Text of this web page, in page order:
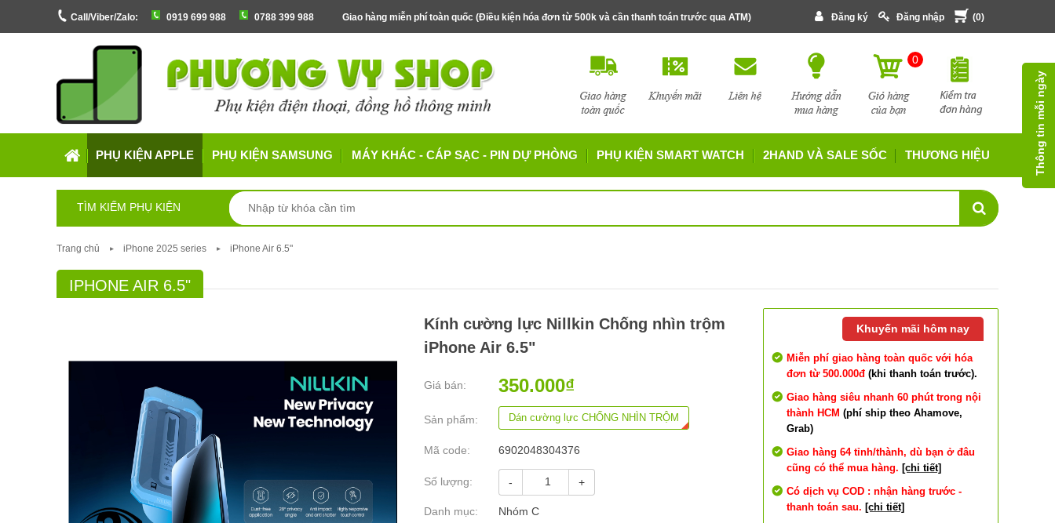
Call/Viber/Zalo: 0919 699 988 0788 399 988 Giao hàng miễn phí toàn quốc (Điều kiện hóa đơn từ 500k và cần thanh toán trước qua ATM) Đăng ký Đăng nhập (0)
0
PHỤ KIỆN APPLE PHỤ KIỆN SAMSUNG MÁY KHÁC - CÁP SẠC - PIN DỰ PHÒNG PHỤ KIỆN SMART WATCH 2HAND VÀ SALE SỐC THƯƠNG HIỆU
TÌM KIẾM PHỤ KIỆN
Trang chủ iPhone 2025 series iPhone Air 6.5"
IPHONE AIR 6.5"
Kính cường lực Nillkin Chống nhìn trộm
iPhone Air 6.5"
Giá bán: 350.000₫
Sản phẩm: Dán cường lực CHỐNG NHÌN TRỘM
Mã code: 6902048304376
Số lượng: - +
Danh mục: Nhóm C
Khuyến mãi hôm nay
Miễn phí giao hàng toàn quốc với hóa
đơn từ 500.000đ (khi thanh toán trước).
Giao hàng siêu nhanh 60 phút trong nội
thành HCM (phí ship theo Ahamove,
Grab)
Giao hàng 64 tỉnh/thành, dù bạn ở đâu
cũng có thể mua hàng. [chi tiết]
Có dịch vụ COD : nhận hàng trước -
thanh toán sau. [chi tiết]
Thông tin mỗi ngày